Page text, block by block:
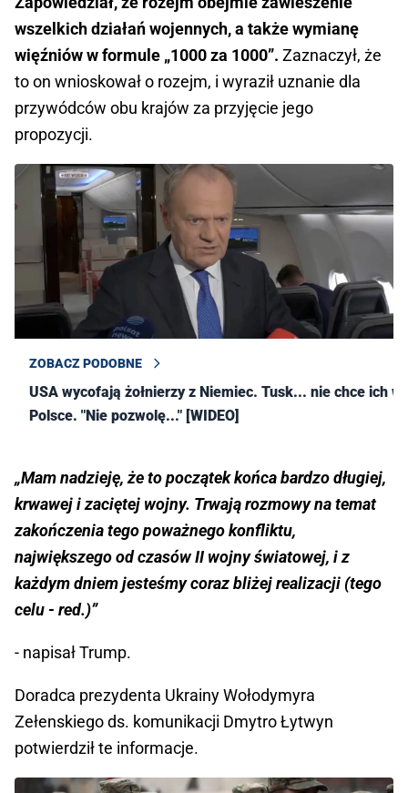
wszelkich działań wojennych, a także wymianę
więźniów w formule „1000 za 1000”. Zaznaczył, że
to on wnioskował o rozejm, i wyraził uznanie dla
przywódców obu krajów za przyjęcie jego
propozycji.
ZOBACZ PODOBNE
USA wycofają żołnierzy z Niemiec. Tusk... nie chce ich w
Polsce. "Nie pozwolę..." [WIDEO]
„Mam nadzieję, że to początek końca bardzo długiej,
krwawej i zaciętej wojny. Trwają rozmowy na temat
zakończenia tego poważnego konfliktu,
największego od czasów II wojny światowej, i z
każdym dniem jesteśmy coraz bliżej realizacji (tego
celu - red.)”
- napisał Trump.
Doradca prezydenta Ukrainy Wołodymyra
Zełenskiego ds. komunikacji Dmytro Łytwyn
potwierdził te informacje.